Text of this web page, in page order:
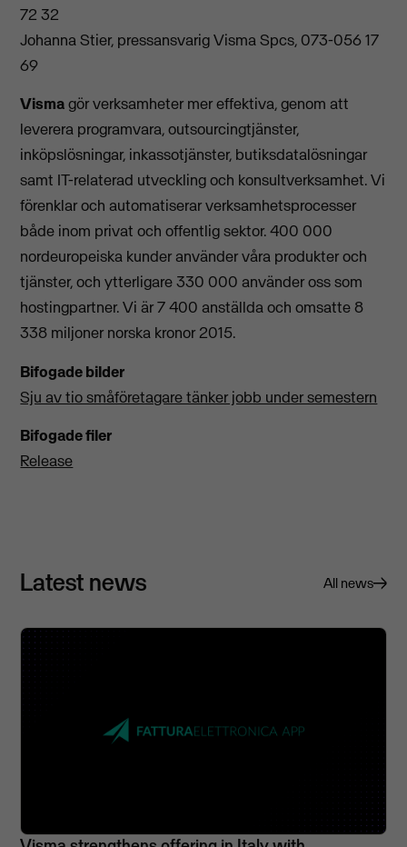
72 32
Johanna Stier, pressansvarig Visma Spcs, 073-056 17
69
Vismagör verksamheter mer effektiva, genom att
leverera programvara, outsourcingtjänster,
inköpslösningar, inkassotjänster, butiksdatalösningar
samt IT-relaterad utveckling och konsultverksamhet. Vi
förenklar och automatiserar verksamhetsprocesser
både inom privat och offentlig sektor. 400 000
nordeuropeiska kunder använder våra produkter och
tjänster, och ytterligare 330 000 använder oss som
hostingpartner. Vi är 7 400 anställda och omsatte 8
338 miljoner norska kronor 2015.
Bifogade bilder
Sju av tio småföretagare tänker jobb under semestern
Bifogade filer
Release
Latest news All news